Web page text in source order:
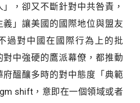
，卻又不斷針對中共咎責，
義」讓美國的國際地位與盟友
過對中國在國際行為上的批
對中強硬的鷹派幕僚，都推動
府醞釀多時的對中態度「典範
shift，意即在一個領域或者